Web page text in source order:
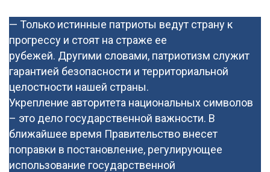
— Только истинные патриоты ведут страну к
прогрессу и стоят на страже ее
рубежей. Другими словами, патриотизм служит
гарантией безопасности и территориальной
целостности нашей страны.
Укрепление авторитета национальных символов
– это дело государственной важности. В
ближайшее время Правительство внесет
поправки в постановление, регулирующее
использование государственной